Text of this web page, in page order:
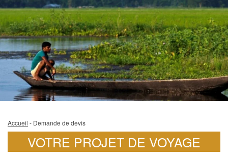
Accueil - Demande de devis
VOTRE PROJET DE VOYAGE